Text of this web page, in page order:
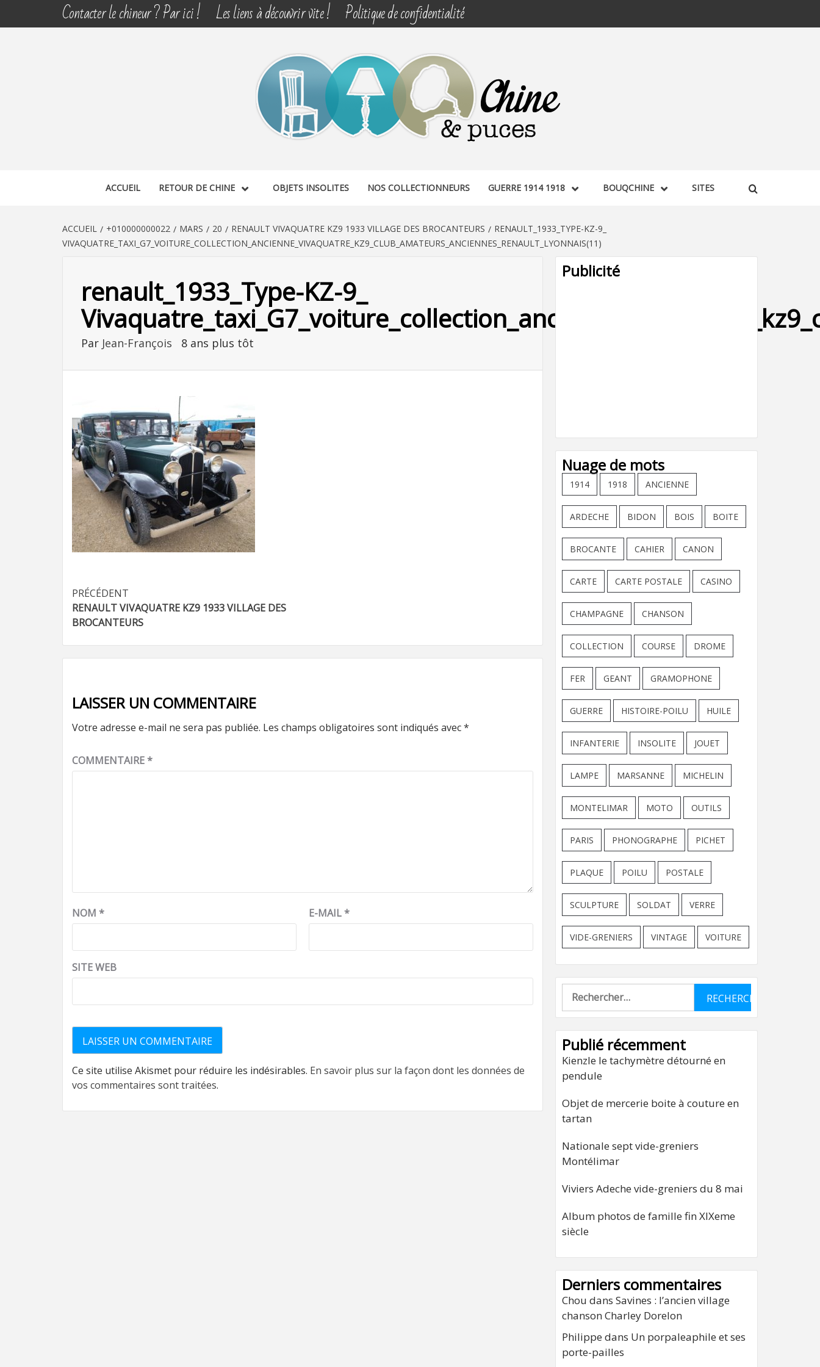
Contacter le chineur ? Par ici ! Les liens à découvrir vite ! Politique de confidentialité
CHINE & PUCES
ACCUEIL RETOUR DE CHINE OBJETS INSOLITES NOS COLLECTIONNEURS GUERRE 1914 1918 BOUQCHINE SITES
ACCUEIL +010000000022 MARS 20 RENAULT VIVAQUATRE KZ9 1933 VILLAGE DES BROCANTEURS
RENAULT_1933_TYPE-KZ-9_
VIVAQUATRE_TAXI_G7_VOITURE_COLLECTION_ANCIENNE_VIVAQUATRE_KZ9_CLUB_AMATEURS_ANCIENNES_RENAULT_LYONNAIS(11)
renault_1933_Type-KZ-9_
Par Jean-François 8 ans plus tôt
Navigation
d’article
PRÉCÉDENT
RENAULT VIVAQUATRE KZ9 1933 VILLAGE DES
BROCANTEURS
LAISSER UN COMMENTAIRE
Votre adresse e-mail ne sera pas publiée. Les champs obligatoires sont indiqués avec*
COMMENTAIRE*
NOM * E-MAIL*
SITE WEB
Ce site utilise Akismet pour réduire les indésirables. En savoir plus sur la façon dont les données de
vos commentaires sont traitées.
Publicité
Nuage de mots
1914 1918 ANCIENNE
ARDECHE BIDON BOIS BOITE
BROCANTE CAHIER CANON
CARTE CARTE POSTALE CASINO
CHAMPAGNE CHANSON
COLLECTION COURSE DROME
FER GEANT GRAMOPHONE
GUERRE HISTOIRE-POILU HUILE
INFANTERIE INSOLITE JOUET
LAMPE MARSANNE MICHELIN
MONTELIMAR MOTO OUTILS
PARIS PHONOGRAPHE PICHET
PLAQUE POILU POSTALE
SCULPTURE SOLDAT VERRE
VIDE-GRENIERS VINTAGE VOITURE
Rechercher :
Publié récemment
Kienzle le tachymètre détourné en
pendule
Objet de mercerie boite à couture en
tartan
Nationale sept vide-greniers
Montélimar
Viviers Adeche vide-greniers du 8 mai
Album photos de famille fin XIXeme
siècle
Derniers commentaires
Chou dans Savines : l’ancien village
chanson Charley Dorelon
Philippe dans Un porpaleaphile et ses
porte-pailles